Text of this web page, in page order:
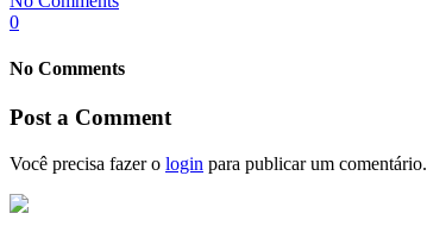
0
No Comments
Post a Comment
Você precisa fazer o login para publicar um comentário.